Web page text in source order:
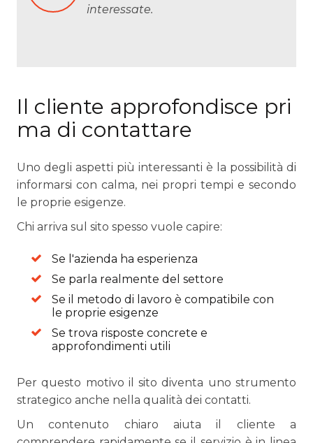
interessate.
Il cliente approfondisce pri
ma di contattare
Uno degli aspetti più interessanti è la possibilità di
informarsi con calma, nei propri tempi e secondo
le proprie esigenze.
Chi arriva sul sito spesso vuole capire:
Se l'azienda ha esperienza
Se parla realmente del settore
Se il metodo di lavoro è compatibile con
le proprie esigenze
Se trova risposte concrete e
approfondimenti utili
Per questo motivo il sito diventa uno strumento
strategico anche nella qualità dei contatti.
Un contenuto chiaro aiuta il cliente a